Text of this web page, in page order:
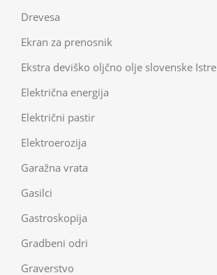
Drevesa
Ekran za prenosnik
Ekstra deviško oljčno olje slovenske Istre
Električna energija
Električni pastir
Elektroerozija
Garažna vrata
Gasilci
Gastroskopija
Gradbeni odri
Graverstvo